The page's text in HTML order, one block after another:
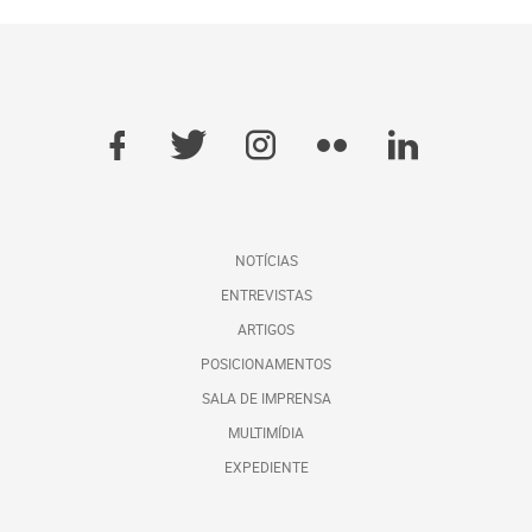
NOTÍCIAS
ENTREVISTAS
ARTIGOS
POSICIONAMENTOS
SALA DE IMPRENSA
MULTIMÍDIA
EXPEDIENTE